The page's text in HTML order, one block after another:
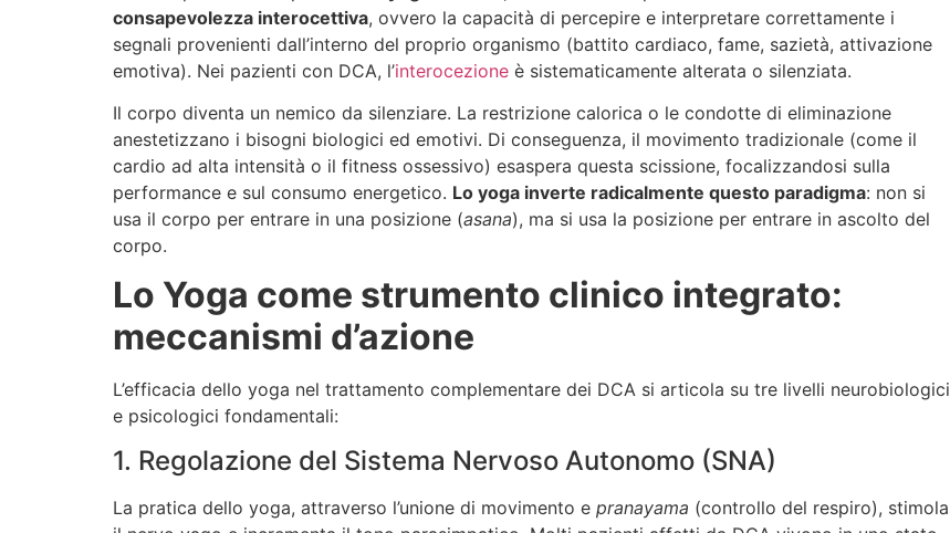
consapevolezza interocettiva, ovvero la capacità di percepire e interpretare correttamente i
segnali provenienti dall’interno del proprio organismo (battito cardiaco, fame, sazietà, attivazione
emotiva). Nei pazienti con DCA, l’interocezione è sistematicamente alterata o silenziata.
Il corpo diventa un nemico da silenziare. La restrizione calorica o le condotte di eliminazione
anestetizzano i bisogni biologici ed emotivi. Di conseguenza, il movimento tradizionale (come il
cardio ad alta intensità o il fitness ossessivo) esaspera questa scissione, focalizzandosi sulla
performance e sul consumo energetico. Lo yoga inverte radicalmente questo paradigma: non si
usa il corpo per entrare in una posizione (asana), ma si usa la posizione per entrare in ascolto del
corpo.
Lo Yoga come strumento clinico integrato:
meccanismi d’azione
L’efficacia dello yoga nel trattamento complementare dei DCA si articola su tre livelli neurobiologici
e psicologici fondamentali:
1. Regolazione del Sistema Nervoso Autonomo (SNA)
La pratica dello yoga, attraverso l’unione di movimento e pranayama (controllo del respiro), stimola